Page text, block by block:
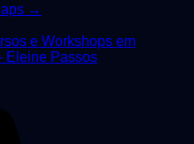
→
e Workshops em
Eleine Passos